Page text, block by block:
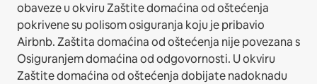
obaveze u okviru Zaštite domaćina od oštećenja
pokrivene su polisom osiguranja koju je pribavio
Airbnb. Zaštita domaćina od oštećenja nije povezana s
Osiguranjem domaćina od odgovornosti. U okviru
Zaštite domaćina od oštećenja dobijate nadoknadu